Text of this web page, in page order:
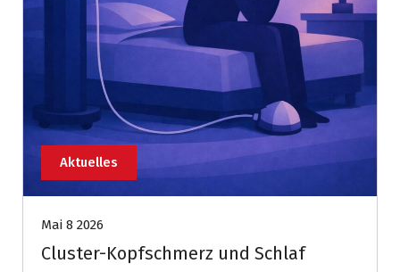
Aktuelles
Mai 8 2026
Cluster-Kopfschmerz und Schlaf